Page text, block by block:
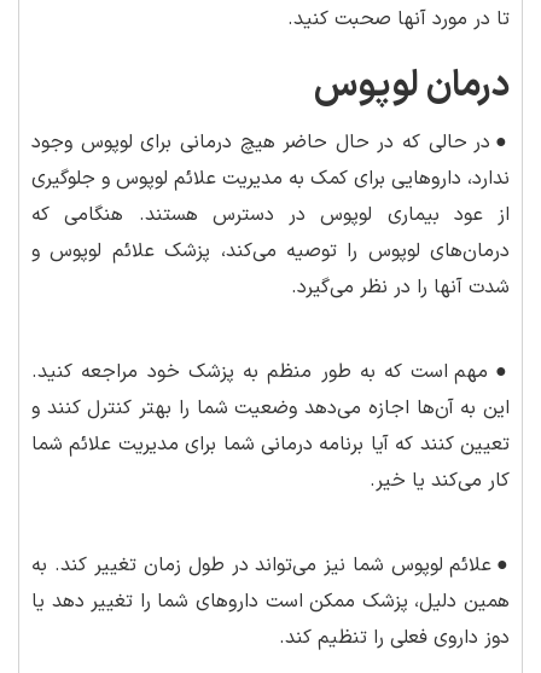
تا در مورد آنها صحبت کنید.
درمان لوپوس
● در حالی که در حال حاضر هیچ درمانی برای لوپوس وجود
ندارد، داروهایی برای کمک به مدیریت علائم لوپوس و جلوگیری
از عود بیماری لوپوس در دسترس هستند. هنگامی که
درمان‌های لوپوس را توصیه می‌کند، پزشک علائم لوپوس و
شدت آنها را در نظر می‌گیرد.
● مهم است که به طور منظم به پزشک خود مراجعه کنید.
این به آن‌ها اجازه می‌دهد وضعیت شما را بهتر کنترل کنند و
تعیین کنند که آیا برنامه درمانی شما برای مدیریت علائم شما
کار می‌کند یا خیر.
● علائم لوپوس شما نیز می‌تواند در طول زمان تغییر کند. به
همین دلیل، پزشک ممکن است داروهای شما را تغییر دهد یا
دوز داروی فعلی را تنظیم کند.